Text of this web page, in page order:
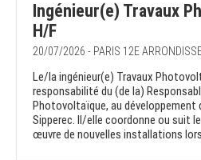
Ingénieur(e) Travaux
H/F
20/07/2026 - PARIS 12E
Le/la ingénieur(e) Travaux
responsabilité du (de la)
Photovoltaïque, au développement
Sipperec. Il/elle coordonne ou suit
œuvre de nouvelles installations